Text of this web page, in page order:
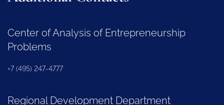
Center of Analysis of Entrepreneurship
Problems
+7 (495) 247-4777
Regional Development Department